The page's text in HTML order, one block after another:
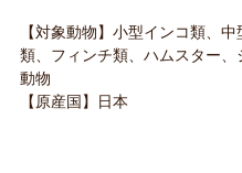
【対象動物】小型インコ類、
類、フィンチ類、ハムスター
動物
【原産国】日本